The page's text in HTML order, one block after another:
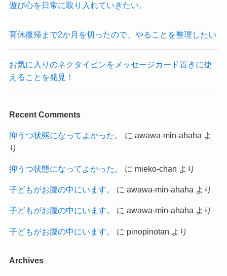
遊び心を日常に取り入れていきたい。
育休復帰まで2か月を切ったので、やることを整理したい
お気に入りのネクタイピンをメッセージカード置きに使
えることを発見！
Recent Comments
抑うつ状態になってよかった。 に awawa-min-ahaha よ
り
抑うつ状態になってよかった。 に mieko-chan より
子どもがお腹の中にいます。 に awawa-min-ahaha より
子どもがお腹の中にいます。 に awawa-min-ahaha より
子どもがお腹の中にいます。 に pinopinotan より
Archives